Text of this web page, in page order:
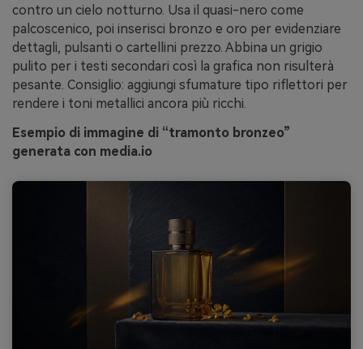
contro un cielo notturno. Usa il quasi-nero come
palcoscenico, poi inserisci bronzo e oro per evidenziare
dettagli, pulsanti o cartellini prezzo. Abbina un grigio
pulito per i testi secondari così la grafica non risulterà
pesante. Consiglio: aggiungi sfumature tipo riflettori per
rendere i toni metallici ancora più ricchi.
Esempio di immagine di “tramonto bronzeo”
generata con media.io